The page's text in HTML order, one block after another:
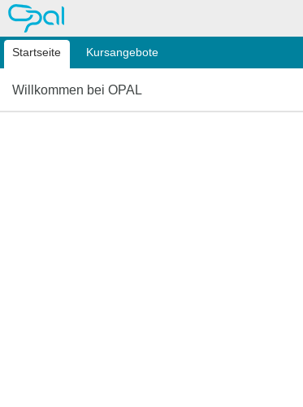
OPAL
Startseite Kursangebote
Willkommen bei OPAL